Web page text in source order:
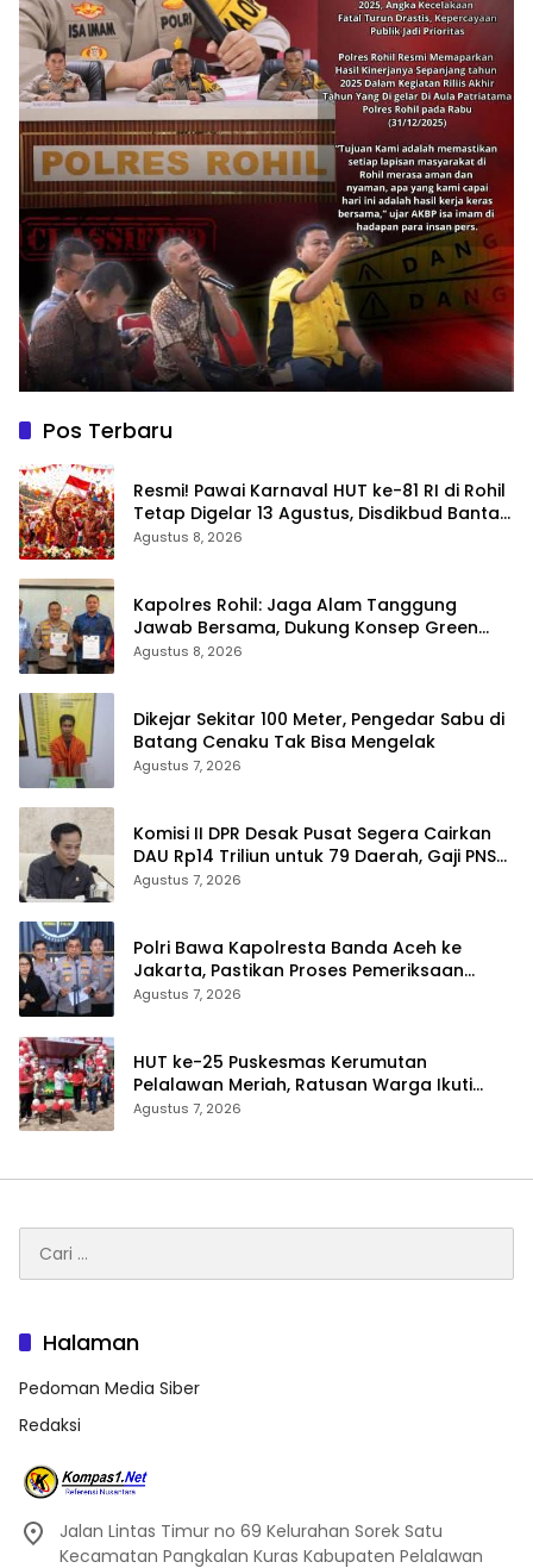
Pos Terbaru
Resmi! Pawai Karnaval HUT ke-81 RI di Rohil
Tetap Digelar 13 Agustus, Disdikbud Bantah
Hoaks Batal
Agustus 8, 2026
Kapolres Rohil: Jaga Alam Tanggung
Jawab Bersama, Dukung Konsep Green
Policing
Agustus 8, 2026
Dikejar Sekitar 100 Meter, Pengedar Sabu di
Agustus 7, 2026
Komisi II DPR Desak Pusat Segera Cairkan
DAU Rp14 Triliun untuk 79 Daerah, Gaji PNS
Terancam Telat
Agustus 7, 2026
Polri Bawa Kapolresta Banda Aceh ke
Jakarta, Pastikan Proses Pemeriksaan
Profesional dan Transparan
Agustus 7, 2026
HUT ke-25 Puskesmas Kerumutan
Pelalawan Meriah, Ratusan Warga Ikuti
Jalan Santai dan Cek Kesehatan Gratis
Agustus 7, 2026
untuk:
Halaman
Pedoman Media Siber
Redaksi
Jalan Lintas Timur no 69 Kelurahan Sorek Satu
Kecamatan Pangkalan Kuras Kabupaten Pelalawan